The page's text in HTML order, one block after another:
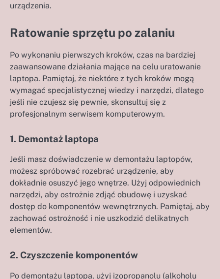
urządzenia.
Ratowanie sprzętu po zalaniu
Po wykonaniu pierwszych kroków, czas na bardziej
zaawansowane działania mające na celu uratowanie
laptopa. Pamiętaj, że niektóre z tych kroków mogą
wymagać specjalistycznej wiedzy i narzędzi, dlatego
jeśli nie czujesz się pewnie, skonsultuj się z
profesjonalnym serwisem komputerowym.
1. Demontaż laptopa
Jeśli masz doświadczenie w demontażu laptopów,
możesz spróbować rozebrać urządzenie, aby
dokładnie osuszyć jego wnętrze. Użyj odpowiednich
narzędzi, aby ostrożnie zdjąć obudowę i uzyskać
dostęp do komponentów wewnętrznych. Pamiętaj, aby
zachować ostrożność i nie uszkodzić delikatnych
elementów.
2. Czyszczenie komponentów
Po demontażu laptopa, użyj izopropanolu (alkoholu